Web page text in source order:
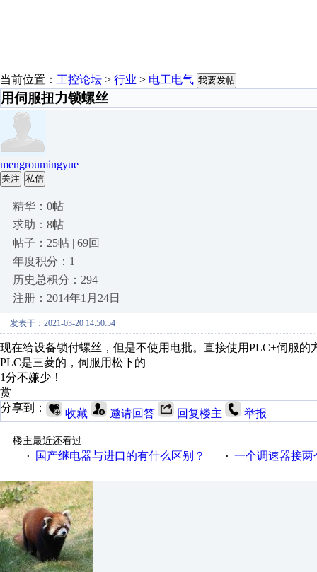
当前位置： 工控论坛 > 行业 > 电工电气 我要发帖
用伺服扭力锁螺丝
mengroumingyue
关注 私信
精华：0帖
求助：8帖
帖子：25帖 | 69回
年度积分：1
历史总积分：294
注册：2014年1月24日
发表于：2021-03-20 14:50:54
现在给设备锁付螺丝，但是不使用电批。直接使用PLC+伺服
PLC是三菱的，伺服用松下的
1分不嫌少！
赏
分享到：
收藏 邀请回答 回复楼主 举报
楼主最近还看过
·
国产继电器与进口的有什么区别？ · 一个调速器接两个吊扇